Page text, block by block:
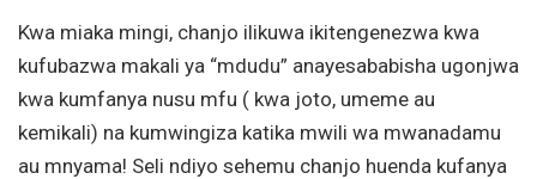
Kwa miaka mingi, chanjo ilikuwa ikitengenezwa kwa
kufubazwa makali ya “mdudu” anayesababisha ugonjwa
kwa kumfanya nusu mfu ( kwa joto, umeme au
kemikali) na kumwingiza katika mwili wa mwanadamu
au mnyama! Seli ndiyo sehemu chanjo huenda kufanya